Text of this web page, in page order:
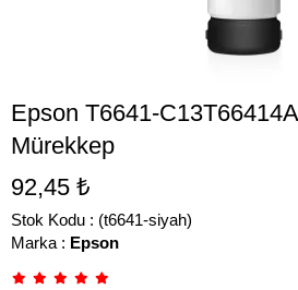
Epson T6641-
Mürekkep
92,45 ₺
Stok Kodu
(t6641-siyah)
Marka : Epson